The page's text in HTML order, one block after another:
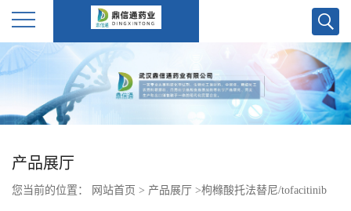
公
产品展厅
您当前的位置： 网站首页 > 产品展厅 >枸橼酸托法替尼/tofacitinib